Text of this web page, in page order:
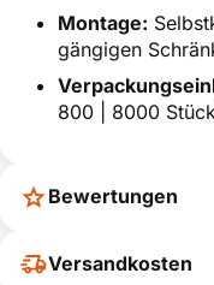
Montage:
gängigen
800 | 8000
Bewertungen
Versandkosten